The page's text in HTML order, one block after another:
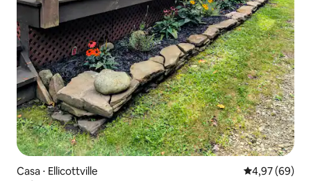
Casa ⋅ Ellicottville 4,97 de uma
4,97 (69)